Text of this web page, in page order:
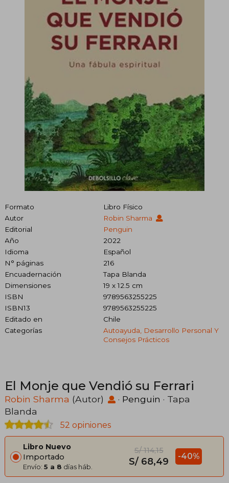
Formato
Libro Físico
Autor
Robin Sharma
Editorial
Penguin
Año
2022
Idioma
Español
N° páginas
216
Encuadernación
Tapa Blanda
Dimensiones
19 x 12.5 cm
ISBN
9789563255225
ISBN13
9789563255225
Editado en
Chile
Categorías
Autoayuda, Desarrollo Personal Y
Consejos Prácticos
El Monje que Vendió su Ferrari
Robin Sharma (Autor) · Penguin · Tapa
Blanda
52 opiniones
Libro Nuevo
Importado
Envío: 5 a 8 días háb.
S/ 114,15
S/ 68,49 -40%